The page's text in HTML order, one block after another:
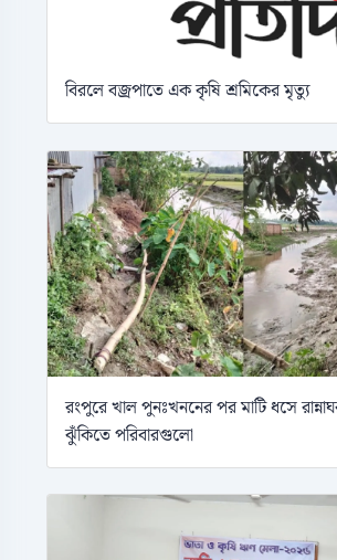
বিরলে বজ্রপাতে এক কৃষি শ্রমিকের মৃত্যু
রংপুরে খাল পুনঃখননের পর মাটি ধসে
ঝুঁকিতে পরিবারগুলো